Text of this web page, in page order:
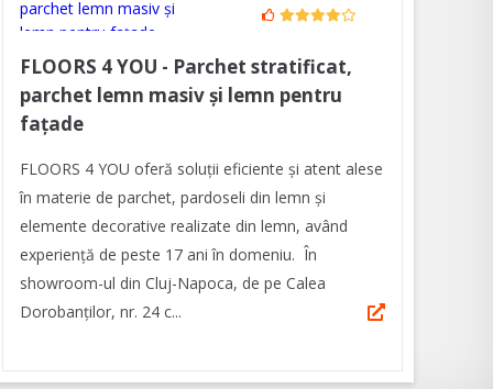
FLOORS 4 YOU - Parchet stratificat,
parchet lemn masiv și lemn pentru
fațade
FLOORS 4 YOU oferă soluții eficiente și atent alese
în materie de parchet, pardoseli din lemn şi
elemente decorative realizate din lemn, având
experienţă de peste 17 ani în domeniu. În
showroom-ul din Cluj-Napoca, de pe Calea
Dorobanților, nr. 24 c...